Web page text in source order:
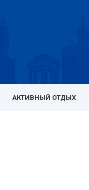
АКТИВНЫЙ ОТДЫХ